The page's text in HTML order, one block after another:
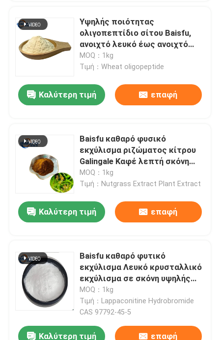
Αφήστε ένα μήνυμα
We bellen je snel terug!
Φυσικά Συστατικά απώλειας βάρους
φυσική χρωστική ουσία
Υψηλής ποιότητας
ολιγοπεπτίδιο σίτου Baisfu,
ανοιχτό λευκό έως ανοιχτό
κίτρινο σκόνη, Πρωτεΐνη 80%,
χρήση σε τρόφιμα και
MOQ：1kg
Τιμή：Wheat oligopeptide
Καλύτερη τιμή επαφή
Baisfu καθαρό φυσικό
εκχύλισμα ριζώματος κίτρου
Galingale Καφέ λεπτή σκόνη
Περιεκτικότητα 98% χρήση σε
φάρμακα και προϊόντα υγείας
MOQ：1kg
Τιμή：Nutgrass Extract Plant Extract
Καλύτερη τιμή επαφή
Baisfu καθαρό φυτικό
εκχύλισμα Λευκό κρυσταλλικό
εκχύλισμα σε σκόνη υψηλής
ποιότητας 98% λαπακονιτίνη
υδροβρωμική CAS 97792-45-5
χρήση στον ιατρικό τομέα της
MOQ：1kg
Τιμή：Lappaconitine Hydrobromide
CAS 97792-45-5
Καλύτερη τιμή επαφή